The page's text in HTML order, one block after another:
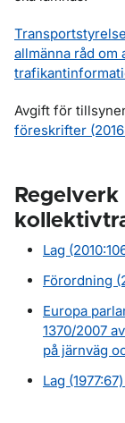
allmänna råd om
Avgift för
föreskrifter
Lag
Förordning
Europa
1370/2007
på järnväg
Lag